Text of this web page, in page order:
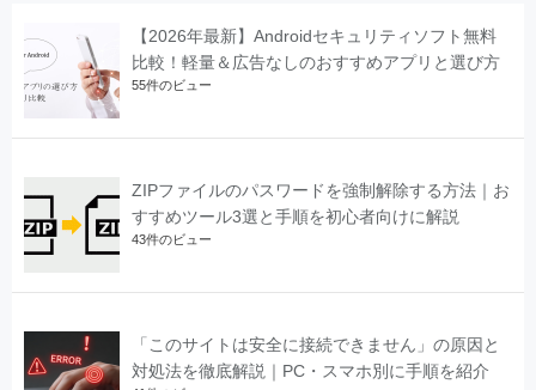
【2026年最新】Androidセキュリティソフト無料
比較！軽量＆広告なしのおすすめアプリと選び方
55件のビュー
ZIPファイルのパスワードを強制解除する方法｜お
すすめツール3選と手順を初心者向けに解説
43件のビュー
「このサイトは安全に接続できません」の原因と
対処法を徹底解説｜PC・スマホ別に手順を紹介